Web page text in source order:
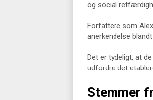
og social
Forfattere som
anerkendelse
Det er tydeligt, at
udfordre det
Stemmer